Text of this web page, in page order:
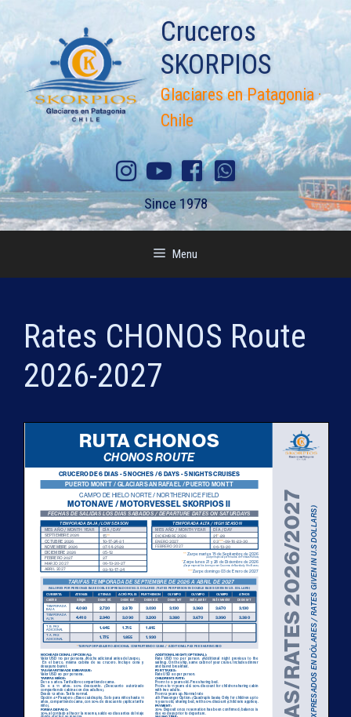
content
Cruceros
SKORPIOS
Glaciares en Patagonia ·
Chile
Since 1978
Menu
Rates CHONOS Route
2026-2027